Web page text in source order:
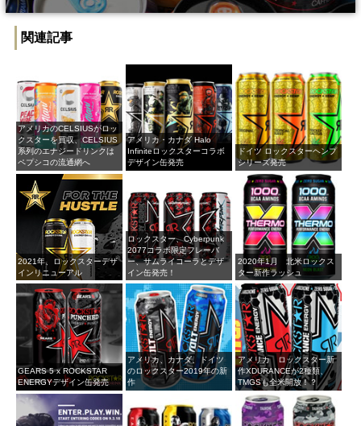
関連記事
アメリカのCELSIUSがロッ
クスターを買収、CELSIUS
系列のエナジードリンクは
ペプシコの流通網へ
アメリカ・カナダ Halo
Infiniteロックスターコラボ
デザイン缶発売
ドイツ ロックスターヘンプ
シリーズ発売
2021年、ロックスターデザ
インリニューアル
ロックスター、Cyberpunk
2077コラボ限定フレーバ
ー、サムライコーラとデザ
イン缶発売！
2020年1月 北米ロックス
ター新作ラッシュ
GEARS 5 x ROCKSTAR
ENERGYデザイン缶発売
アメリカ、カナダ、ドイツ
のロックスター2019年の新
作
アメリカ ロックスター新
作XDURANCEが2種類、
TMGSも全米開放！？